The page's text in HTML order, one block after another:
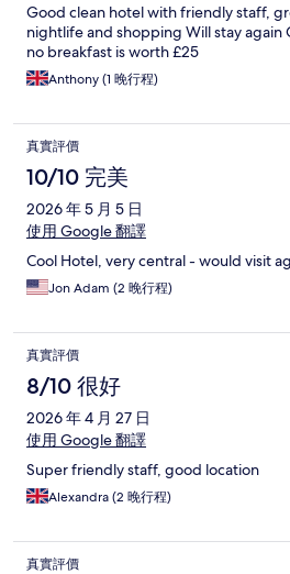
Good clean hotel with friendly staff,
nightlife and shopping Will stay again
no breakfast is worth £25
Anthony (1 晚行程)
真實評價
10/10 完美
2026 年 5 月 5 日
使用 Google 翻譯
Cool Hotel, very central - would visit
Jon Adam (2 晚行程)
真實評價
8/10 很好
2026 年 4 月 27 日
使用 Google 翻譯
Super friendly staff, good location
Alexandra (2 晚行程)
真實評價